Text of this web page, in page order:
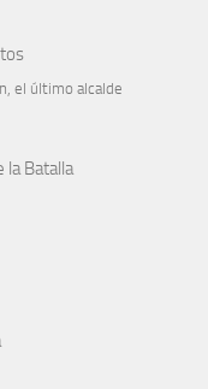
el último alcalde
la Batalla